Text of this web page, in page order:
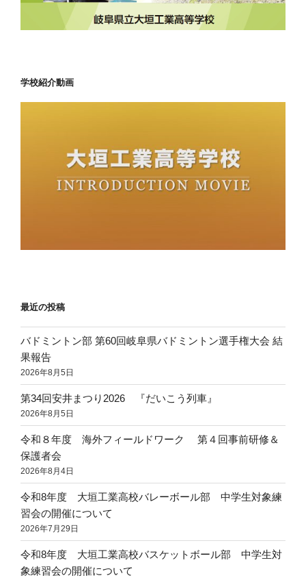
学校紹介動画
最近の投稿
バドミントン部 第60回岐阜県バドミントン選手権大会 結
果報告
2026年8月5日
第34回安井まつり2026 『だいこう列車』
2026年8月5日
令和８年度 海外フィールドワーク 第４回事前研修＆
保護者会
2026年8月4日
令和8年度 大垣工業高校バレーボール部 中学生対象練
習会の開催について
2026年7月29日
令和8年度 大垣工業高校バスケットボール部 中学生対
象練習会の開催について